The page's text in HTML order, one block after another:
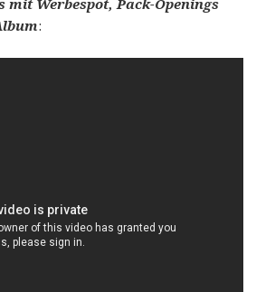
mit Werbespot, Pack-Openings
: